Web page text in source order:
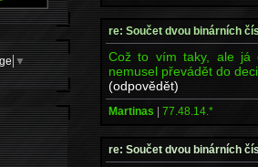
re: Součet dvou binárních
Což to vím taky, ale já
nemusel převádět do
(odpovědět)
Martinas | 77.48.14.*
re: Součet dvou binárních
▼